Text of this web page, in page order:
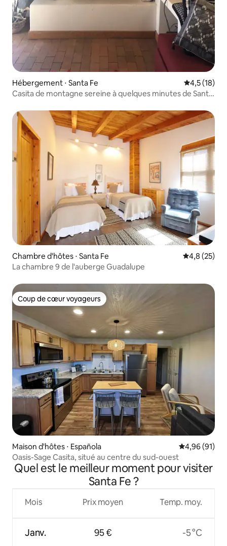
Hébergement ⋅ Santa Fe Évaluation
4,5 (18)
Casita de montagne sereine à quelques minutes de Santa
Chambre d'hôtes ⋅ Santa Fe Évaluation
4,8 (25)
La chambre 9 de l'auberge Guadalupe
Coup de cœur voyageurs
Coup de cœur voyageurs
Maison d'hôtes ⋅ Española Évaluation
4,96 (91)
Oasis-Sage Casita, situé au centre du sud-ouest
Quel est le meilleur moment pour visiter
Santa Fe ?
Mois
Janv.
Prix moyen
95 €
Temp. moy.
-5 °C